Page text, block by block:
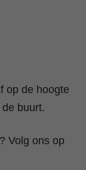
op de hoogte
buurt.
Volg ons op